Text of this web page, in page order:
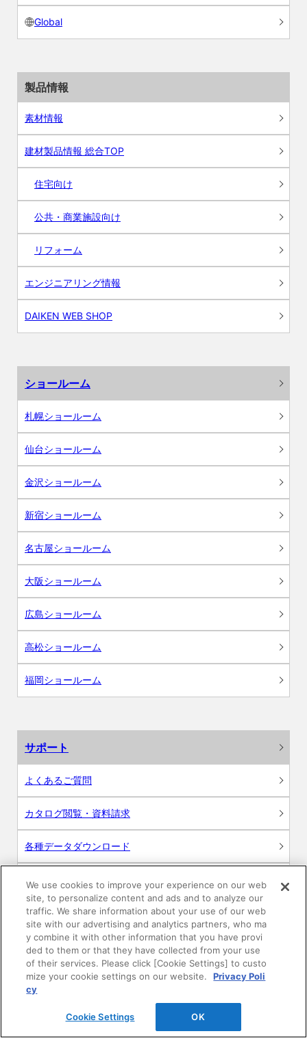
Global
製品情報
素材情報
建材製品情報 総合TOP
住宅向け
公共・商業施設向け
リフォーム
エンジニアリング情報
DAIKEN WEB SHOP
ショールーム
札幌ショールーム
仙台ショールーム
金沢ショールーム
新宿ショールーム
名古屋ショールーム
大阪ショールーム
広島ショールーム
高松ショールーム
福岡ショールーム
サポート
よくあるご質問
カタログ閲覧・資料請求
各種データダウンロード
WEB見積・各種シミュレーション
交換用部品の購入
修理・点検
お問い合わせ
We use cookies to improve your experience on our web
site, to personalize content and ads and to analyze our
traffic. We share information about your use of our web
site with our advertising and analytics partners, who ma
y combine it with other information that you have provi
ded to them or that they have collected from your use
of their services. Please click [Cookie Settings] to custo
mize your cookie settings on our website.
Privacy Poli
cy
Cookie Settings OK